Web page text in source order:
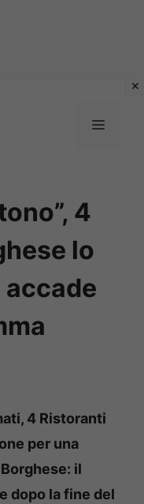
MENU
4
lo
4 Ristoranti
per una
il
dopo la fine del